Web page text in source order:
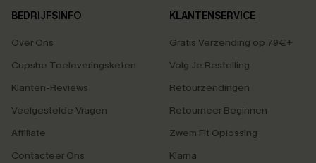
BEDRIJFSINFO
Over Ons
Cupshe Toeleveringsketen
Klanten-Reviews
Veelgestelde Vragen
Affiliate
Contacteer Ons
KLANTENSERVICE
Gratis Verzending op 79€+
Volg Je Bestelling
Retourzendingen
Retourneer Beginnen
Zwem Fit Oplossing
Klarna